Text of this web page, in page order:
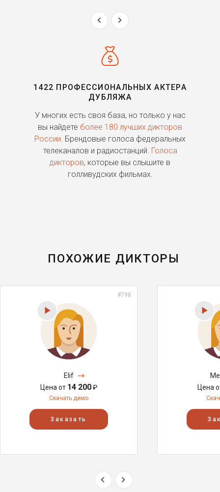
1422 ПРОФЕССИОНАЛЬНЫХ АКТЕРА
ДУБЛЯЖА
У многих есть своя база, но только у нас
вы найдете более 180 лучших дикторов
России. Брендовые голоса федеральных
телеканалов и радиостанций. Голоса
дикторов, которые вы слышите в
голливудских фильмах.
ПОХОЖИЕ ДИКТОРЫ
#798
Elif
Цена от 14 200₽
Скачать демо
Заказать
Цена